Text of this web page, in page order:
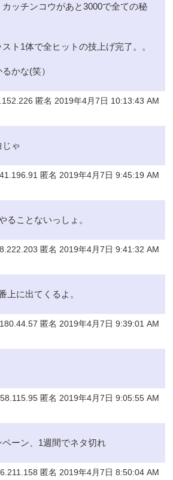
ッチンコウがあと3000で全ての秘
ト1体で全ヒットの技上げ完了。。
かな(笑）
匿名 2019年4月7日 10:13:43 AM
ゃ
匿名 2019年4月7日 9:45:19 AM
ることないっしょ。
匿名 2019年4月7日 9:41:32 AM
上に出てくるよ。
匿名 2019年4月7日 9:39:01 AM
匿名 2019年4月7日 9:05:55 AM
ペーン、1週間でネタ切れ
匿名 2019年4月7日 8:50:04 AM